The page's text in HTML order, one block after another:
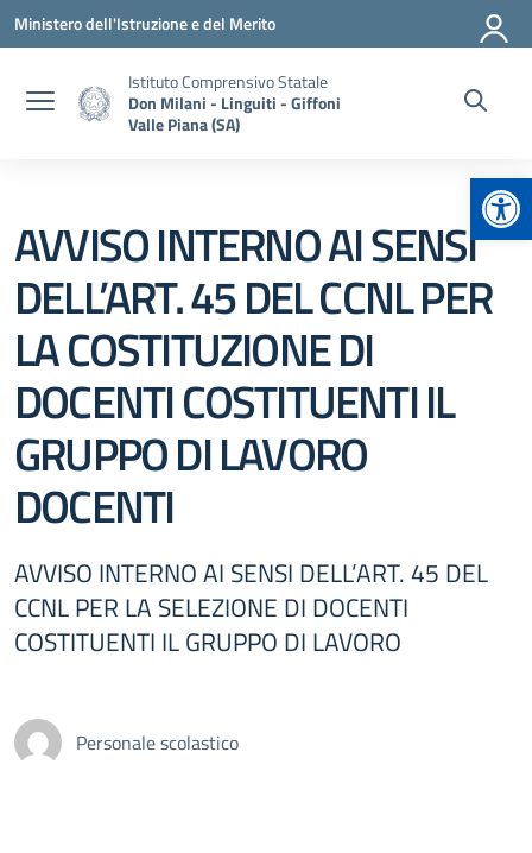
Vai ai contenuti
Vai al menu di navigazione
Vai al footer
Ministero dell'Istruzione e del Merito
Istituto Comprensivo Statale
Don Milani - Linguiti - Giffoni
Valle Piana (SA)
AVVISO INTERNO AI SENSI
DELL’ART. 45 DEL CCNL PER
LA COSTITUZIONE DI
DOCENTI COSTITUENTI IL
GRUPPO DI LAVORO
DOCENTI
AVVISO INTERNO AI SENSI DELL’ART. 45 DEL
CCNL PER LA SELEZIONE DI DOCENTI
COSTITUENTI IL GRUPPO DI LAVORO
Personale scolastico